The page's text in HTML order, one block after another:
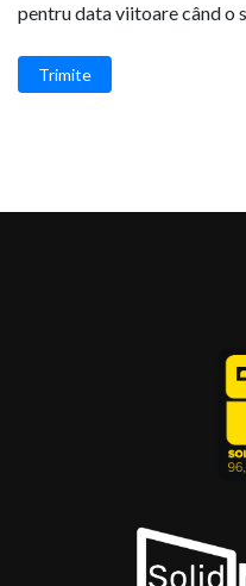
pentru data viitoare când o
Trimite